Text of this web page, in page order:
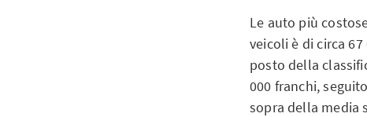
Le auto più
veicoli è di circa
posto della
000 franchi,
sopra della media